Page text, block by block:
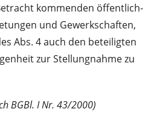
kommenden öffentlich-
und Gewerkschaften,
Abs. 4 auch den beteiligten
zur Stellungnahme zu
BGBl. I Nr. 43/2000)